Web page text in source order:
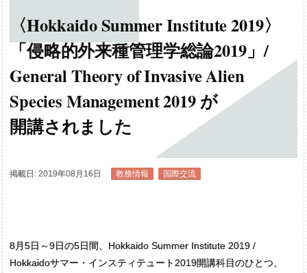
〈Hokkaido Summer Institute 2019〉
「侵略的外来種管理学総論2019」/
General Theory of Invasive Alien
Species Management 2019 が
開講されました
掲載日: 2019年08月16日 教務情報 国際交流
8月5日～9日の5日間、Hokkaido Summer Institute 2019 /
Hokkaidoサマー・インスティテュート2019開講科目のひとつ、